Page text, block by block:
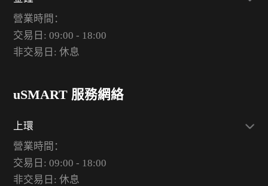
營業時間：
交易日: 09:00 - 18:00
非交易日: 休息
uSMART 服務網絡
上環
營業時間：
交易日: 09:00 - 18:00
非交易日: 休息